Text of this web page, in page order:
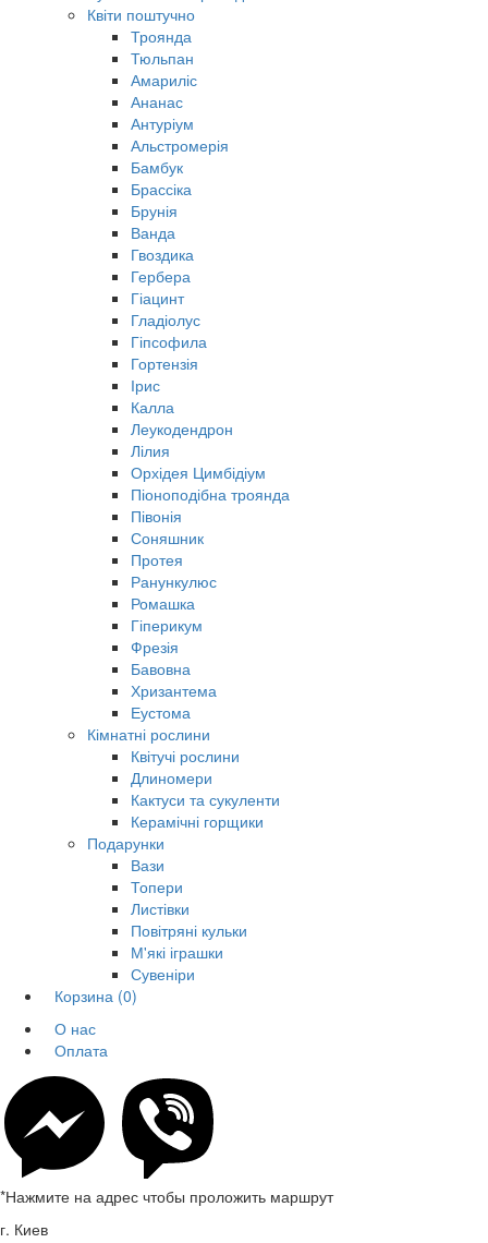
Квіти поштучно
Троянда
Тюльпан
Амариліс
Ананас
Антуріум
Альстромерія
Бамбук
Брассіка
Брунія
Ванда
Гвоздика
Гербера
Гіацинт
Гладіолус
Гіпсофила
Гортензія
Ірис
Калла
Леукодендрон
Лілия
Орхідея Цимбідіум
Піоноподібна троянда
Півонія
Соняшник
Протея
Ранункулюс
Ромашка
Гіперикум
Фрезія
Бавовна
Хризантема
Еустома
Кімнатні рослини
Квітучі рослини
Длиномери
Кактуси та сукуленти
Керамічні горщики
Подарунки
Вази
Топери
Листівки
Повітряні кульки
М'які іграшки
Сувеніри
Корзина (0)
О нас
Оплата
*Нажмите на адрес чтобы проложить маршрут
г. Киев